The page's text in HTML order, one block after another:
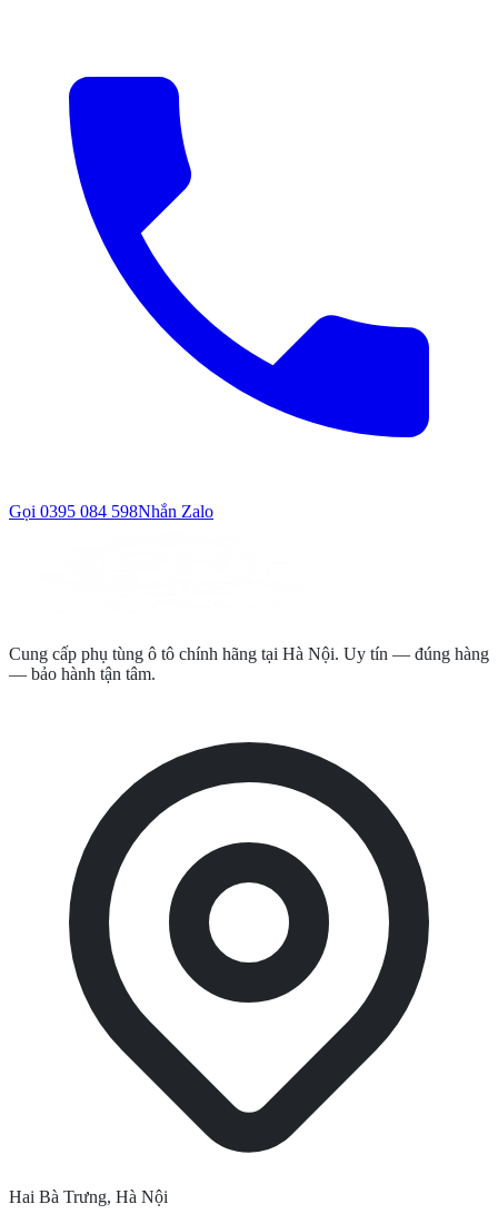
Gọi 0395 084 598Nhắn Zalo
Cung cấp phụ tùng ô tô chính hãng tại Hà Nội. Uy tín — đúng hàng
— bảo hành tận tâm.
Hai Bà Trưng, Hà Nội